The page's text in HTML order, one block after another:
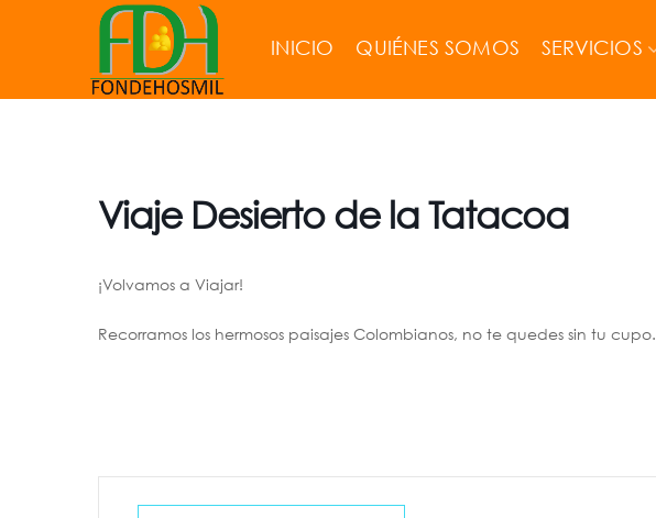
INICIO QUIÉNES SOMOS SERVICIOS
Viaje Desierto de la Tatacoa
¡Volvamos a Viajar!
Recorramos los hermosos paisajes Colombianos, no te quedes sin tu cupo.